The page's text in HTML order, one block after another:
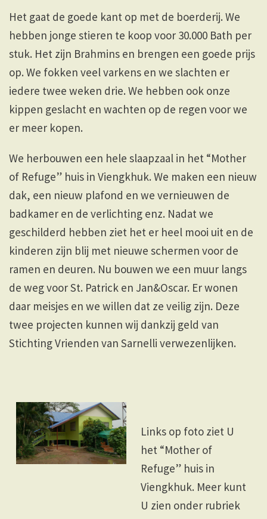
Het gaat de goede kant op met de boerderij. We
hebben jonge stieren te koop voor 30.000 Bath per
stuk. Het zijn Brahmins en brengen een goede prijs
op. We fokken veel varkens en we slachten er
iedere twee weken drie. We hebben ook onze
kippen geslacht en wachten op de regen voor we
er meer kopen.
We herbouwen een hele slaapzaal in het “Mother
of Refuge” huis in Viengkhuk. We maken een nieuw
dak, een nieuw plafond en we vernieuwen de
badkamer en de verlichting enz. Nadat we
geschilderd hebben ziet het er heel mooi uit en de
kinderen zijn blij met nieuwe schermen voor de
ramen en deuren. Nu bouwen we een muur langs
de weg voor St. Patrick en Jan&Oscar. Er wonen
daar meisjes en we willen dat ze veilig zijn. Deze
twee projecten kunnen wij dankzij geld van
Stichting Vrienden van Sarnelli verwezenlijken.
Links op foto ziet U
het “Mother of
Refuge” huis in
Viengkhuk. Meer kunt
U zien onder rubriek